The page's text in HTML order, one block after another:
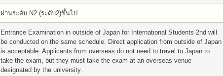
ผ่านระดับ N2 (ระดับ2)ขึ้นไป
Entrance Examination in outside of Japan for International Students 2nd will
be conducted on the same schedule. Direct application from outside of Japan
is acceptable. Applicants from overseas do not need to travel to Japan to
take the exam, but they must take the exam at an overseas venue
designated by the university.